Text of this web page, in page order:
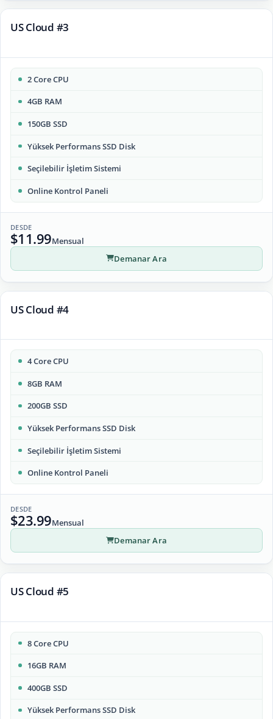
US Cloud #3
2 Core CPU
4GB RAM
150GB SSD
Yüksek Performans SSD Disk
Seçilebilir İşletim Sistemi
Online Kontrol Paneli
DESDE
$11.99Mensual
Demanar Ara
US Cloud #4
4 Core CPU
8GB RAM
200GB SSD
Yüksek Performans SSD Disk
Seçilebilir İşletim Sistemi
Online Kontrol Paneli
DESDE
$23.99Mensual
Demanar Ara
US Cloud #5
8 Core CPU
16GB RAM
400GB SSD
Yüksek Performans SSD Disk